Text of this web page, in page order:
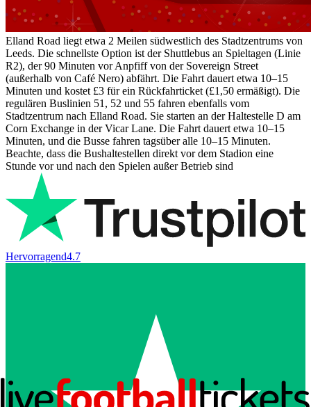
Elland Road liegt etwa 2 Meilen südwestlich des Stadtzentrums von
Leeds. Die schnellste Option ist der Shuttlebus an Spieltagen (Linie
R2), der 90 Minuten vor Anpfiff von der Sovereign Street
(außerhalb von Café Nero) abfährt. Die Fahrt dauert etwa 10–15
Minuten und kostet £3 für ein Rückfahrticket (£1,50 ermäßigt). Die
regulären Buslinien 51, 52 und 55 fahren ebenfalls vom
Stadtzentrum nach Elland Road. Sie starten an der Haltestelle D am
Corn Exchange in der Vicar Lane. Die Fahrt dauert etwa 10–15
Minuten, und die Busse fahren tagsüber alle 10–15 Minuten.
Beachte, dass die Bushaltestellen direkt vor dem Stadion eine
Stunde vor und nach den Spielen außer Betrieb sind
Hervorragend4.7